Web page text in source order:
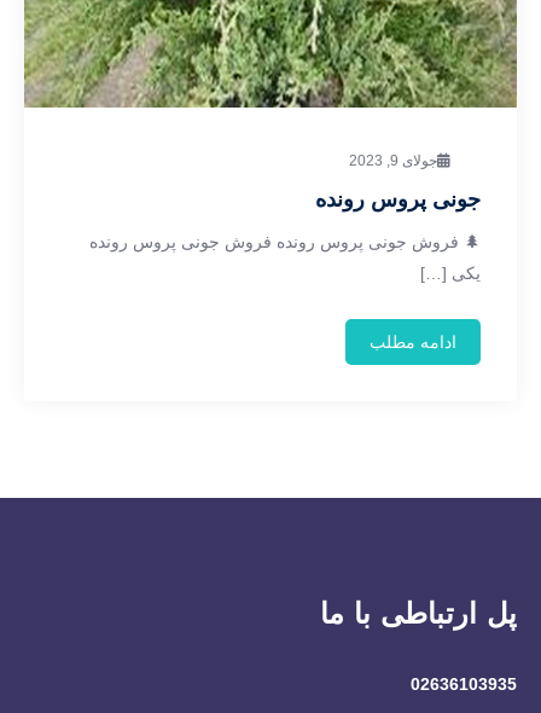
جولای 9, 2023
جونی پروس رونده
🌲 فروش جونی پروس رونده فروش جونی پروس رونده
یکی […]
ادامه مطلب
پل ارتباطی با ما
02636103935